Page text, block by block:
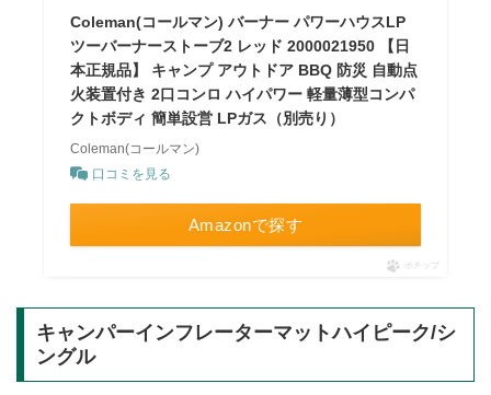
Coleman(コールマン) バーナー パワーハウスLP
ツーバーナーストーブ2 レッド 2000021950 【日
本正規品】 キャンプ アウトドア BBQ 防災 自動点
火装置付き 2口コンロ ハイパワー 軽量薄型コンパ
クトボディ 簡単設営 LPガス（別売り）
Coleman(コールマン)
口コミを見る
Amazonで探す
ポチップ
キャンパーインフレーターマットハイピーク/シ
ングル